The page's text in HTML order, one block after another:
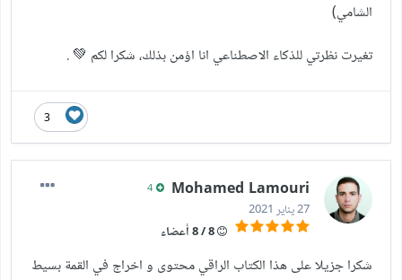
الشامي)
تغيرت نظرتي للذكاء الاصطناعي انا اؤمن بذلك، شكرا لكم 💚 .
3
Mohamed Lamouri
27 يناير 2021
شكرا جزيلا على هذا الكتاب الراقي محتوى و اخراج في القمة بسيط